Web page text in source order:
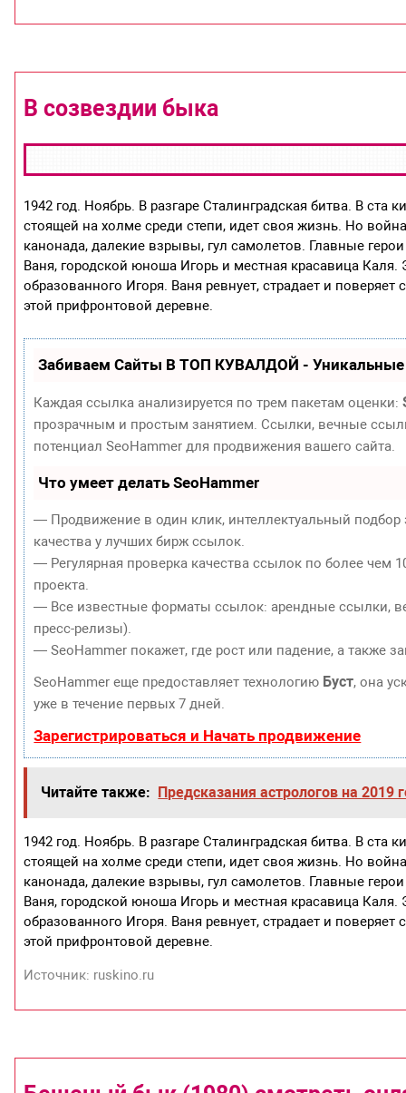
В созвездии быка
1942 год. Ноябрь. В разгаре Сталинградская битва. В
стоящей на холме среди степи, идет своя жизнь. Но
канонада, далекие взрывы, гул самолетов. Главные
Ваня, городской юноша Игорь и местная красавица
образованного Игоря. Ваня ревнует, страдает и
этой прифронтовой деревне.
Забиваем Сайты В ТОП КУВАЛДОЙ - Уникальные
Каждая ссылка анализируется по трем пакетам оценки:
прозрачным и простым занятием. Ссылки, вечные
потенциал SeoHammer для продвижения вашего сайта.
Что умеет делать SeoHammer
— Продвижение в один клик, интеллектуальный
качества у лучших бирж ссылок.
— Регулярная проверка качества ссылок по более чем
проекта.
— Все известные форматы ссылок: арендные ссылки,
пресс-релизы).
— SeoHammer покажет, где рост или падение, а также
SeoHammer еще предоставляет технологию Буст, она
уже в течение первых 7 дней.
Зарегистрироваться и Начать продвижение
Читайте также: Предсказания астрологов на 2019
1942 год. Ноябрь. В разгаре Сталинградская битва. В
стоящей на холме среди степи, идет своя жизнь. Но
канонада, далекие взрывы, гул самолетов. Главные
Ваня, городской юноша Игорь и местная красавица
образованного Игоря. Ваня ревнует, страдает и
этой прифронтовой деревне.
Источник: ruskino.ru